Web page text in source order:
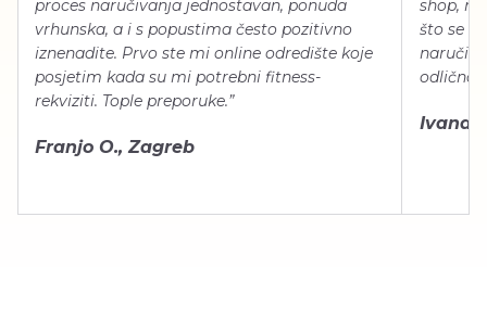
proces naručivanja jednostavan, ponuda
vrhunska, a i s popustima često pozitivno
iznenadite. Prvo ste mi online odredište koje
posjetim kada su mi potrebni fitness-
rekviziti. Tople preporuke.”
Franjo O., Zagreb
shop,
što se
naručiti,
odlično
Ivana